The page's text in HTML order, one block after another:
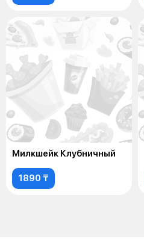
Милкшейк Клубничный
1890 ₸